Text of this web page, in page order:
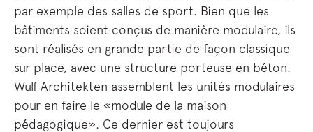
par exemple des salles de sport. Bien que les
bâtiments soient conçus de manière modulaire, ils
sont réalisés en grande partie de façon classique
sur place, avec une structure porteuse en béton.
Wulf Architekten assemblent les unités modulaires
pour en faire le «module de la maison
pédagogique». Ce dernier est toujours